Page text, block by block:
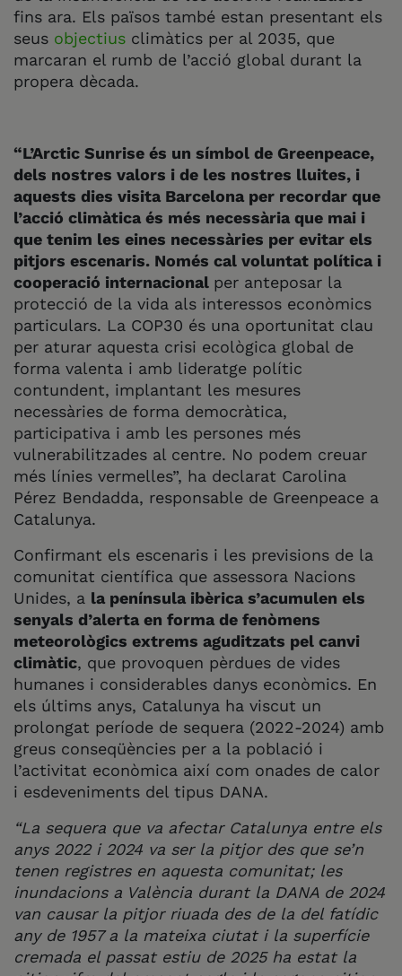
fins ara. Els països també estan presentant els
seus objectius climàtics per al 2035, que
marcaran el rumb de l’acció global durant la
propera dècada.
“L’Arctic Sunrise és un símbol de Greenpeace,
dels nostres valors i de les nostres lluites, i
aquests dies visita Barcelona per recordar que
l’acció climàtica és més necessària que mai i
que tenim les eines necessàries per evitar els
pitjors escenaris. Només cal voluntat política i
cooperació internacional per anteposar la
protecció de la vida als interessos econòmics
particulars. La COP30 és una oportunitat clau
per aturar aquesta crisi ecològica global de
forma valenta i amb lideratge polític
contundent, implantant les mesures
necessàries de forma democràtica,
participativa i amb les persones més
vulnerabilitzades al centre. No podem creuar
més línies vermelles”, ha declarat Carolina
Pérez Bendadda, responsable de Greenpeace a
Catalunya.
Confirmant els escenaris i les previsions de la
comunitat científica que assessora Nacions
Unides, a la península ibèrica s’acumulen els
senyals d’alerta en forma de fenòmens
meteorològics extrems aguditzats pel canvi
climàtic, que provoquen pèrdues de vides
humanes i considerables danys econòmics. En
els últims anys, Catalunya ha viscut un
prolongat període de sequera (2022-2024) amb
greus conseqüències per a la població i
l’activitat econòmica així com onades de calor
i esdeveniments del tipus DANA.
“La sequera que va afectar Catalunya entre els
anys 2022 i 2024 va ser la pitjor des que se’n
tenen registres en aquesta comunitat; les
inundacions a València durant la DANA de 2024
van causar la pitjor riuada des de la del fatídic
any de 1957 a la mateixa ciutat i la superfície
cremada el passat estiu de 2025 ha estat la